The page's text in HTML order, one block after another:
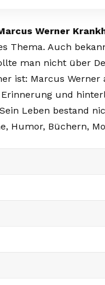
Werner
Thema. Auch
man nicht über
ist: Marcus
und
Leben bestand
Humor, Büchern,